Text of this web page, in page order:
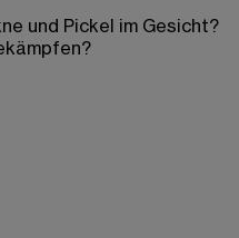
und Pickel im Gesicht?